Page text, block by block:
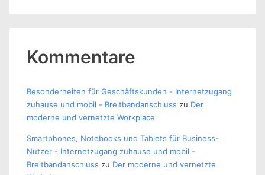
Kommentare
Besonderheiten für Geschäftskunden - Internetzugang
zuhause und mobil - Breitbandanschluss zu Der
moderne und vernetzte Workplace
Smartphones, Notebooks und Tablets für Business-
Nutzer - Internetzugang zuhause und mobil -
Breitbandanschluss zu Der moderne und vernetzte